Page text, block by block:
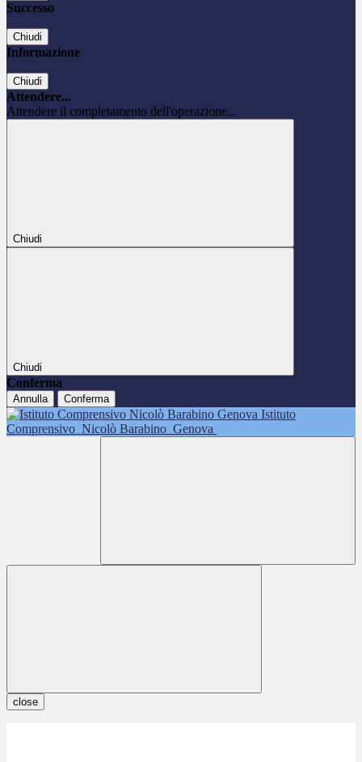
Successo
Chiudi
Informazione
Chiudi
Attendere...
Attendere il completamento dell'operazione...
Chiudi
Chiudi
Conferma
Annulla Conferma
Istituto
Comprensivo Nicolò Barabino Genova
close